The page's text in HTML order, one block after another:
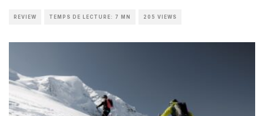
REVIEW TEMPS DE LECTURE: 7 MN 205 VIEWS